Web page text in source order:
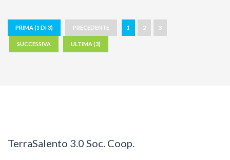
PRIMA (1 DI 3) PRECEDENTE 1 2 3
SUCCESSIVA ULTIMA (3)
TerraSalento 3.0 Soc. Coop.